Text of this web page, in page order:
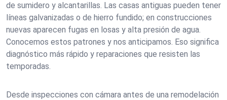
de sumidero y alcantarillas. Las casas antiguas pueden tener
líneas galvanizadas o de hierro fundido; en construcciones
nuevas aparecen fugas en losas y alta presión de agua.
Conocemos estos patrones y nos anticipamos. Eso significa
diagnóstico más rápido y reparaciones que resisten las
temporadas.
Desde inspecciones con cámara antes de una remodelación